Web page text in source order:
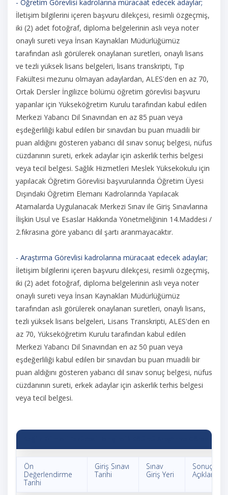
- Öğretim Görevlisi kadrolarına müracaat edecek adaylar;
İletişim bilgilerini içeren başvuru dilekçesi, resimli özgeçmiş,
iki (2) adet fotoğraf, diploma belgelerinin aslı veya noter
onaylı sureti veya İnsan Kaynakları Müdürlüğümüz
tarafından aslı görülerek onaylanan suretleri, onaylı lisans
ve tezli yüksek lisans belgeleri, lisans transkripti, Tıp
Fakültesi mezunu olmayan adaylardan, ALES'den en az 70,
Ortak Dersler İngilizce bölümü öğretim görevlisi başvuru
yapanlar için Yükseköğretim Kurulu tarafından kabul edilen
Merkezi Yabancı Dil Sınavından en az 85 puan veya
eşdeğerliliği kabul edilen bir sınavdan bu puan muadili bir
puan aldığını gösteren yabancı dil sınav sonuç belgesi, nüfus
cüzdanının sureti, erkek adaylar için askerlik terhis belgesi
veya tecil belgesi. Sağlık Hizmetleri Meslek Yüksekokulu için
yapılacak Öğretim Görevlisi başvurularında Öğretim Üyesi
Dışındaki Öğretim Elemanı Kadrolarında Yapılacak
Atamalarda Uygulanacak Merkezi Sınav ile Giriş Sınavlarına
İlişkin Usul ve Esaslar Hakkında Yönetmeliğinin 14.Maddesi /
2.fıkrasına göre yabancı dil şartı aranmayacaktır.
- Araştırma Görevlisi kadrolarına müracaat edecek adaylar;
İletişim bilgilerini içeren başvuru dilekçesi, resimli özgeçmiş,
iki (2) adet fotoğraf, diploma belgelerinin aslı veya noter
onaylı sureti veya İnsan Kaynakları Müdürlüğümüz
tarafından aslı görülerek onaylanan suretleri, onaylı lisans,
tezli yüksek lisans belgeleri, Lisans Transkripti, ALES'den en
az 70, Yükseköğretim Kurulu tarafından kabul edilen
Merkezi Yabancı Dil Sınavından en az 50 puan veya
eşdeğerliliği kabul edilen bir sınavdan bu puan muadili bir
puan aldığını gösteren yabancı dil sınav sonuç belgesi, nüfus
cüzdanının sureti, erkek adaylar için askerlik terhis belgesi
veya tecil belgesi.
Ön
Değerlendirme
Tarihi
Giriş Sınavı
Tarihi
Sınav
Giriş Yeri
Sonuç
Açıklama